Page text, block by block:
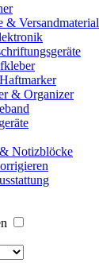
& Versandmaterial
& Organizer
Notizblöcke